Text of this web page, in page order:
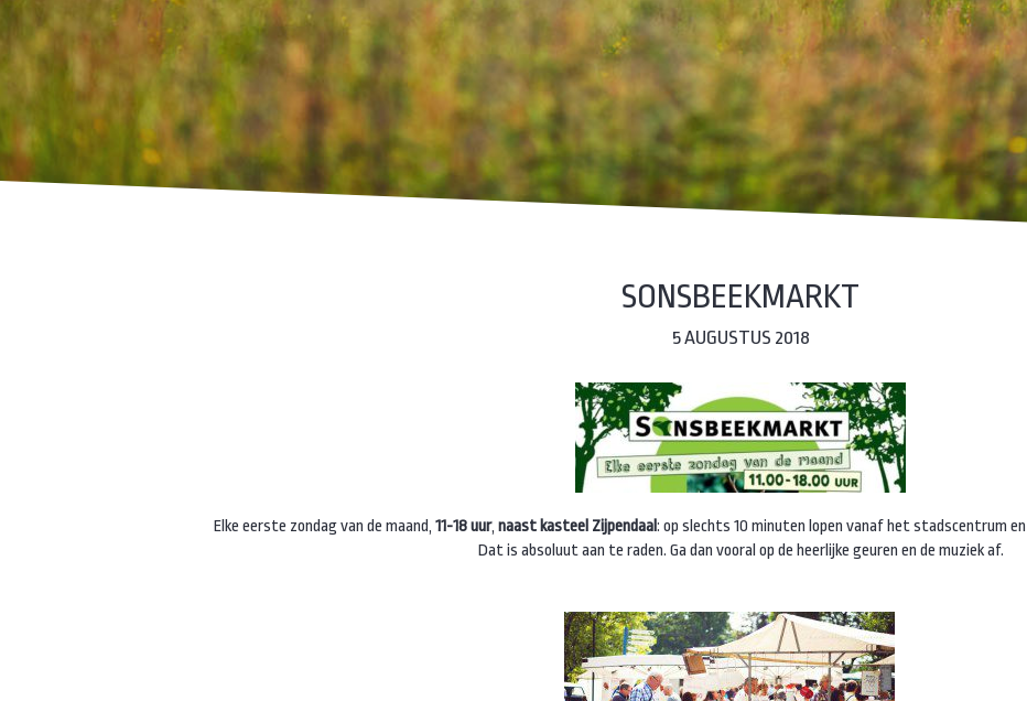
SONSBEEKMARKT
5 AUGUSTUS 2018
Elke eerste zondag van de maand, 11-18 uur, naast kasteel Zijpendaal: op slechts 10 minuten lopen vanaf het stadscentrum
Dat is absoluut aan te raden. Ga dan vooral op de heerlijke geuren en de muziek af.